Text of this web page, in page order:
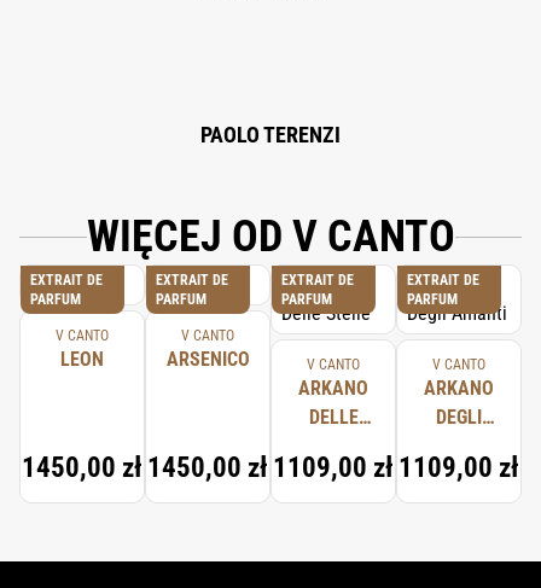
PAOLO TERENZI
WIĘCEJ OD V CANTO
EXTRAIT DE
PARFUM
V CANTO
LEON
1450,00 zł
EXTRAIT DE
PARFUM
V CANTO
ARSENICO
1450,00 zł
EXTRAIT DE
PARFUM
V CANTO
ARKANO
DELLE
1109,00 zł
EXTRAIT DE
PARFUM
V CANTO
ARKANO
DEGLI
1109,00 zł